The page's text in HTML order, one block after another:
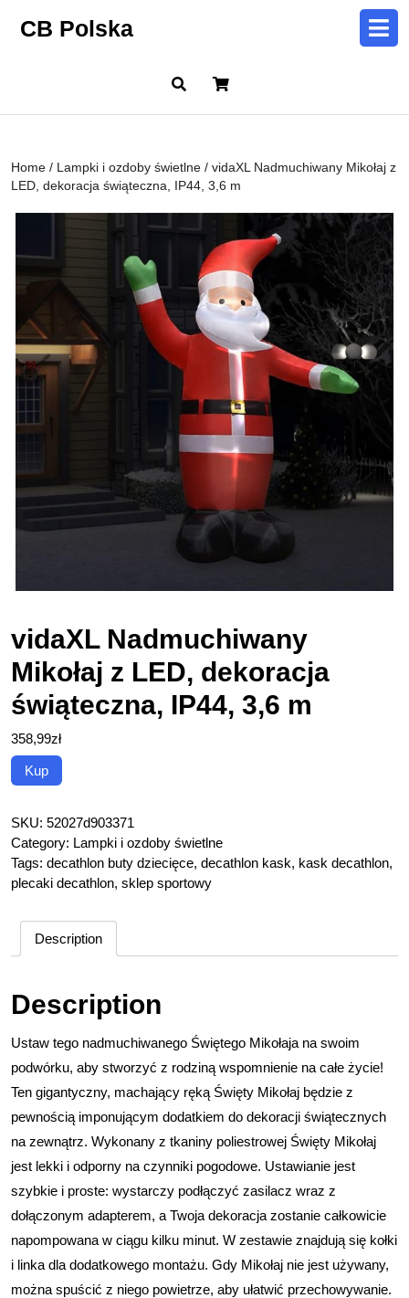
CB Polska
Cart
Home / Lampki i ozdoby świetlne / vidaXL Nadmuchiwany Mikołaj z
LED, dekoracja świąteczna, IP44, 3,6 m
vidaXL Nadmuchiwany
Mikołaj z LED, dekoracja
świąteczna, IP44, 3,6 m
358,99zł
Kup
SKU: 52027d903371
Category: Lampki i ozdoby świetlne
Tags: decathlon buty dziecięce, decathlon kask, kask decathlon,
plecaki decathlon, sklep sportowy
Description
Description
Ustaw tego nadmuchiwanego Świętego Mikołaja na swoim
podwórku, aby stworzyć z rodziną wspomnienie na całe życie!
Ten gigantyczny, machający ręką Święty Mikołaj będzie z
pewnością imponującym dodatkiem do dekoracji świątecznych
na zewnątrz. Wykonany z tkaniny poliestrowej Święty Mikołaj
jest lekki i odporny na czynniki pogodowe. Ustawianie jest
szybkie i proste: wystarczy podłączyć zasilacz wraz z
dołączonym adapterem, a Twoja dekoracja zostanie całkowicie
napompowana w ciągu kilku minut. W zestawie znajdują się kołki
i linka dla dodatkowego montażu. Gdy Mikołaj nie jest używany,
można spuścić z niego powietrze, aby ułatwić przechowywanie.